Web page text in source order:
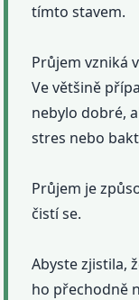
tímto stavem.
Průjem vzniká
Ve většině
nebylo dobré,
stres nebo
Průjem je
čistí se.
Abyste zjistila,
ho přechodně